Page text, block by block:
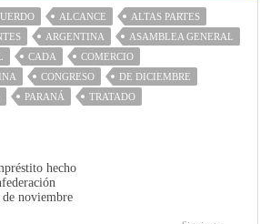
ALCANCE
ALTAS PARTES
ARGENTINA
ASAMBLEA GENERAL
CADA
COMERCIO
CONGRESO
DE DICIEMBRE
PARANÁ
TRATADO
hecho
noviembre